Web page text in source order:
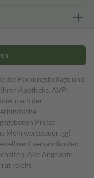
die Packungsbeilage und
Apotheke. AVP:
nach der
Preise
Mehrwertsteuer, ggf.
versand­kosten­
Alle Angebote
reicht.